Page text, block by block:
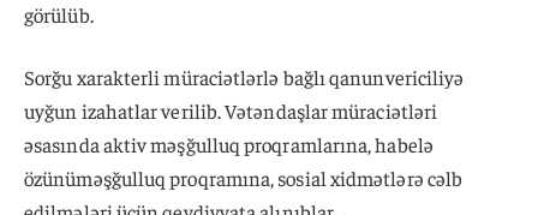
görülüb.
Sorğu xarakterli müraciətlərlə bağlı qanunvericiliyə
uyğun izahatlar verilib. Vətəndaşlar müraciətləri
əsasında aktiv məşğulluq proqramlarına, habelə
özünüməşğulluq proqramına, sosial xidmətlərə cəlb